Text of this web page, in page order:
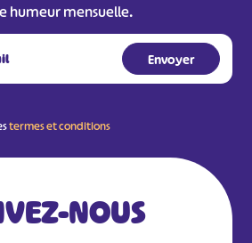
humeur mensuelle.
termes et conditions
NOUS